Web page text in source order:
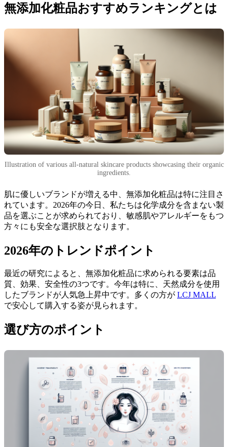
無添加化粧品おすすめランキングとは
Illustration of various all-natural skincare products showcasing their organic
ingredients.
肌に優しいブランドが増える中、無添加化粧品は特に注目さ
れています。2026年の今日、私たちは化学成分を含まない製
品を選ぶことが求められており、敏感肌やアレルギーをもつ
方々にも安全な選択肢となります。
2026年のトレンドポイント
最近の研究によると、無添加化粧品に求められる要素は品
質、効果、安全性の3つです。今年は特に、天然成分を使用
したブランドが人気急上昇中です。多くの方が LCJ MALL
で安心して購入する姿が見られます。
選び方のポイント